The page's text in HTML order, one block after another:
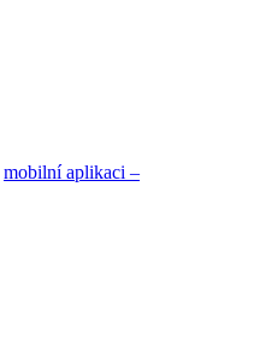
mobilní aplikaci –